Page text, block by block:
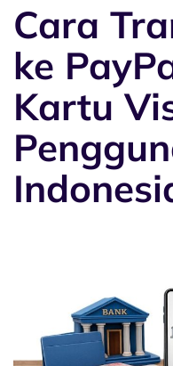
Cara
ke
Kartu